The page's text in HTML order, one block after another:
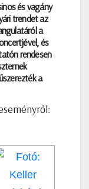
és vagány
trendet az
a
és
rendesen
a